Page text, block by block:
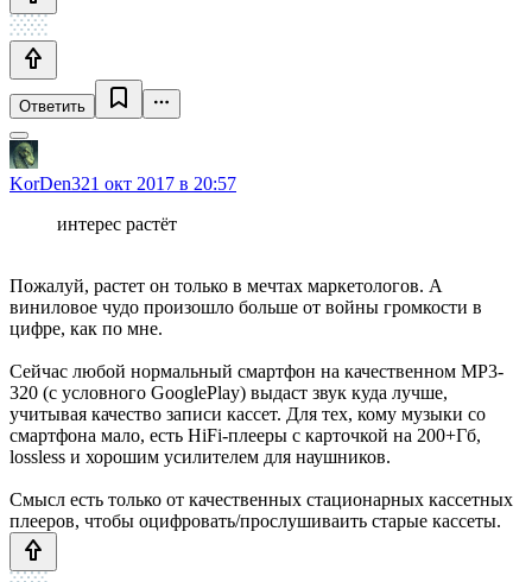
Ответить
KorDen321 окт 2017 в 20:57
интерес растёт
Пожалуй, растет он только в мечтах маркетологов. А
виниловое чудо произошло больше от войны громкости в
цифре, как по мне.
Сейчас любой нормальный смартфон на качественном MP3-
320 (с условного GooglePlay) выдаст звук куда лучше,
учитывая качество записи кассет. Для тех, кому музыки со
смартфона мало, есть HiFi-плееры с карточкой на 200+Гб,
lossless и хорошим усилителем для наушников.
Смысл есть только от качественных стационарных кассетных
плееров, чтобы оцифровать/прослушиваить старые кассеты.